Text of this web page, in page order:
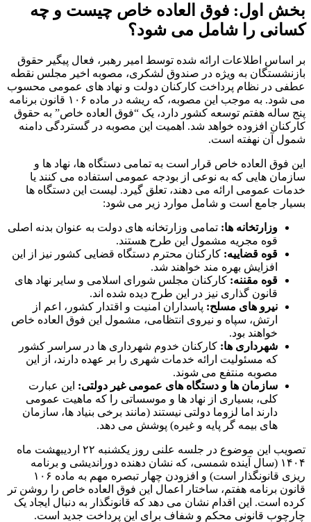
بخش اول: فوق العاده خاص چیست و چه
کسانی را شامل می شود؟
بر اساس اطلاعات ارائه شده توسط امیر رهبر، فعال پیگیر حقوق
بازنشستگان به ویژه در صندوق لشکری، مصوبه اخیر مجلس نقطه
عطفی در نظام پرداخت کارکنان دولت و نهاد های عمومی محسوب
می شود. به موجب این مصوبه، که ریشه در ماده ۱۰۶ قانون برنامه
پنج ساله هفتم توسعه کشور دارد، یک “فوق العاده خاص” به حقوق
کارکنان افزوده خواهد شد. اهمیت این مصوبه در گستردگی دامنه
شمول آن نهفته است.
این فوق العاده خاص قرار است به تمامی دستگاه ها، نهاد ها و
سازمان هایی که به نوعی از بودجه عمومی استفاده می کنند یا
خدمات عمومی ارائه می دهند، تعلق گیرد. لیست این دستگاه ها
بسیار جامع است و شامل موارد زیر می شود:
وزارتخانه ها: تمامی وزارتخانه های دولت به عنوان بدنه اصلی
قوه مجریه مشمول این طرح هستند.
قوه قضاییه: کارکنان محترم دستگاه قضایی کشور نیز از این
افزایش بهره مند خواهند شد.
قوه مقننه: کارکنان مجلس شورای اسلامی و سایر نهاد های
قانون گذاری نیز در این طرح دیده شده اند.
نیرو های مسلح: پاسداران امنیت و اقتدار کشور، اعم از
ارتش، سپاه و نیروی انتظامی، مشمول این فوق العاده خاص
خواهند بود.
شهرداری ها: کارکنان خدوم شهرداری ها در سراسر کشور
که مسئولیت ارائه خدمات شهری را بر عهده دارند، از این
مصوبه منتفع می شوند.
سازمان ها و دستگاه های عمومی غیر دولتی: این عبارت
کلی، بسیاری از نهاد ها و موسساتی را که ماهیت عمومی
دارند اما لزوما دولتی نیستند (مانند برخی بنیاد ها، سازمان
های بیمه گر پایه و غیره) پوشش می دهد.
تصویب این موضوع در جلسه علنی روز یکشنبه ۲۲ اردیبهشت ماه
۱۴۰۴ (سال آینده شمسی، که نشان دهنده دوراندیشی و برنامه
ریزی قانونگذار است) و افزودن چهار تبصره مهم به ماده ۱۰۶
قانون برنامه هفتم، ساختار اعمال این فوق العاده خاص را روشن تر
کرده است. این اقدام نشان می دهد که قانونگذار به دنبال ایجاد یک
چارچوب قانونی محکم و شفاف برای این پرداخت جدید است.